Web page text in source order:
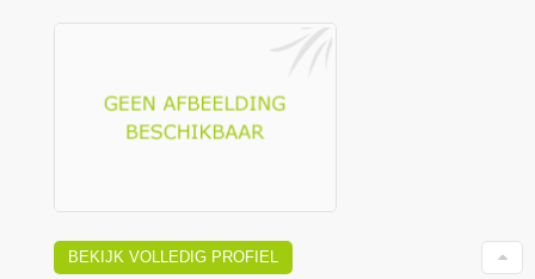
BEKIJK VOLLEDIG PROFIEL